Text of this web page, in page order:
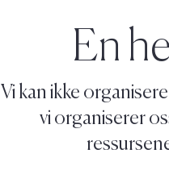
En
Vi kan ikke
vi organiserer